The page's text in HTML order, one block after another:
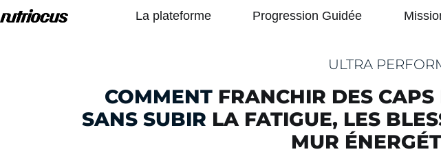
au
La plateforme Progression Guidée
ULTRA
COMMENT FRANCHIR DES
SANS SUBIR LA FATIGUE, LES
MUR